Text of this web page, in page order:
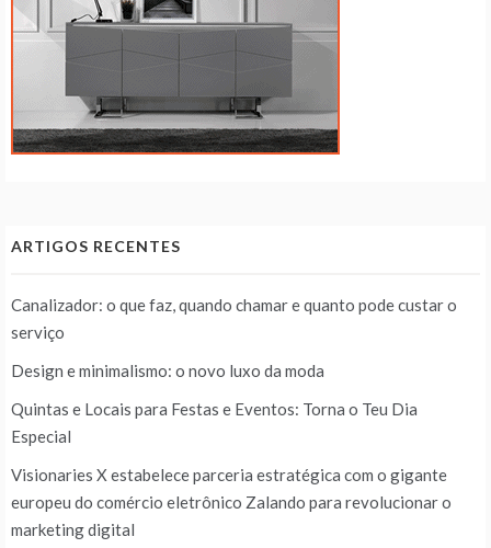
ARTIGOS RECENTES
Canalizador: o que faz, quando chamar e quanto pode custar o
serviço
Design e minimalismo: o novo luxo da moda
Quintas e Locais para Festas e Eventos: Torna o Teu Dia
Especial
Visionaries X estabelece parceria estratégica com o gigante
europeu do comércio eletrônico Zalando para revolucionar o
marketing digital